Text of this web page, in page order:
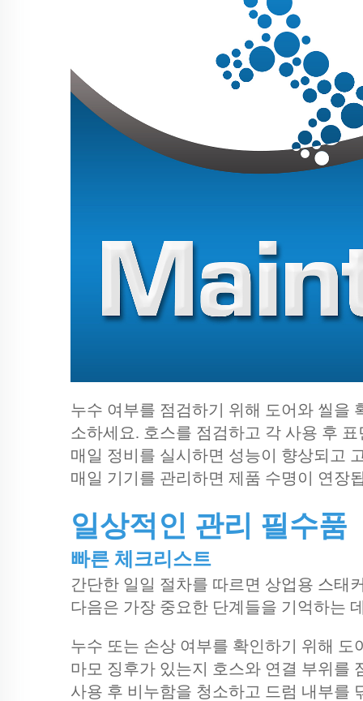
누수 여부를 점검하기 위해 도어와 씰을
소하세요. 호스를 점검하고 각 사용 후
매일 정비를 실시하면 성능이 향상되고
매일 기기를 관리하면 제품 수명이 연장
일상적인 관리 필수품
빠른 체크리스트
간단한 일일 절차를 따르면 상업용 스태
다음은 가장 중요한 단계들을 기억하는
누수 또는 손상 여부를 확인하기 위해 도
마모 징후가 있는지 호스와 연결 부위를
사용 후 비누함을 청소하고 드럼 내부를